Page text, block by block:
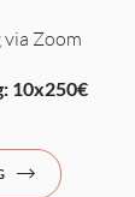
Zoom
10x250€